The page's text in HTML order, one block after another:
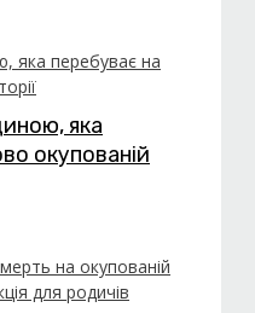
яка
окупованій